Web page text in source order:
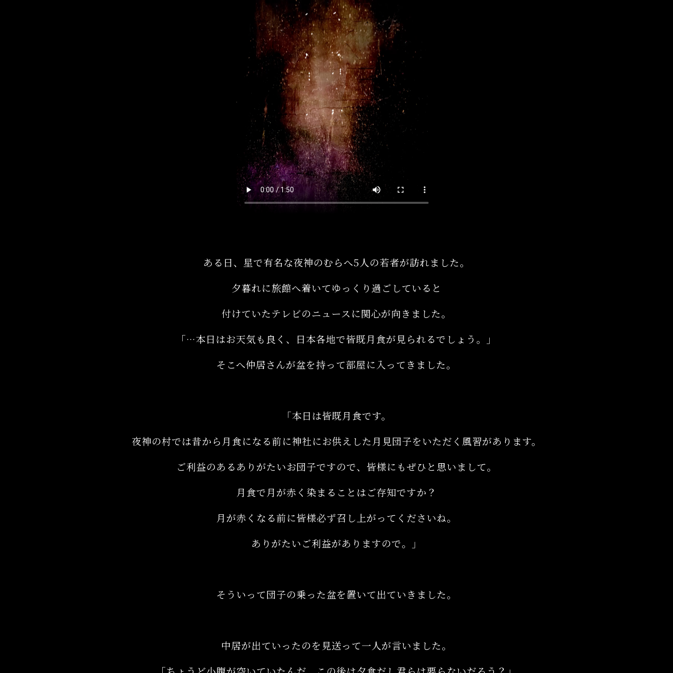
ある日、星で有名な夜神のむらへ5人の若者が訪れました。
夕暮れに旅館へ着いてゆっくり過ごしていると
付けていたテレビのニュースに関心が向きました。
「…本日はお天気も良く、日本各地で皆既月食が見られるでしょう。」
そこへ仲居さんが盆を持って部屋に入ってきました。
「本日は皆既月食です。
夜神の村では昔から月食になる前に神社にお供えした月見団子をいただく風習があります。
ご利益のあるありがたいお団子ですので、皆様にもぜひと思いまして。
月食で月が赤く染まることはご存知ですか？
月が赤くなる前に皆様必ず召し上がってくださいね。
ありがたいご利益がありますので。」
そういって団子の乗った盆を置いて出ていきました。
中居が出ていったのを見送って一人が言いました。